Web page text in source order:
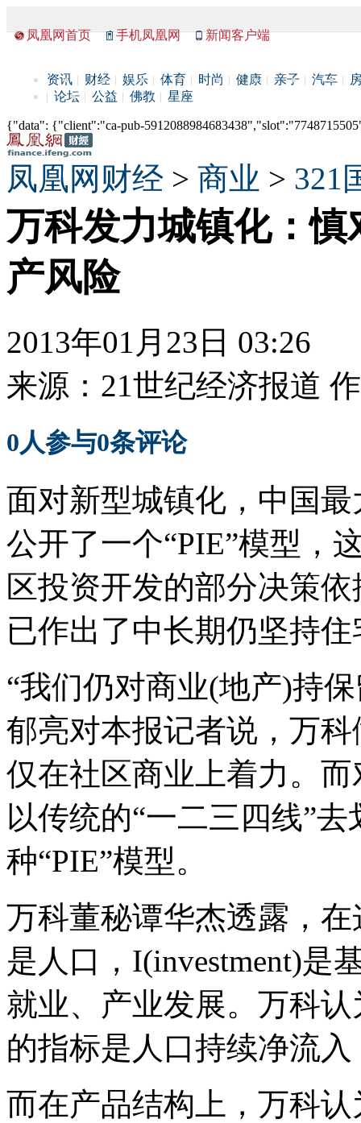
凤凰网首页 手机凤凰网 新闻客户端
资讯 财经 娱乐 体育 时尚 健康 亲子 汽车
论坛
公益 佛教 星座
{"data": {"client":"ca-pub-
凤凰网财经 > 商业 > 321
万科发力城镇化：慎
产风险
2013年01月23日 03:26
来源： 21世纪经济报道
0人参与0条评论
面对新型城镇化，中国
公开了一个“PIE”模型，
区投资开发的部分决策
已作出了中长期仍坚持
“我们仍对商业(地产)持
郁亮对本报记者说，万
仅在社区商业上着力。
以传统的“一二三四线”
种“PIE”模型。
万科董秘谭华杰透露，
是人口，I(investment)是
就业、产业发展。万科
的指标是人口持续净流
而在产品结构上，万科